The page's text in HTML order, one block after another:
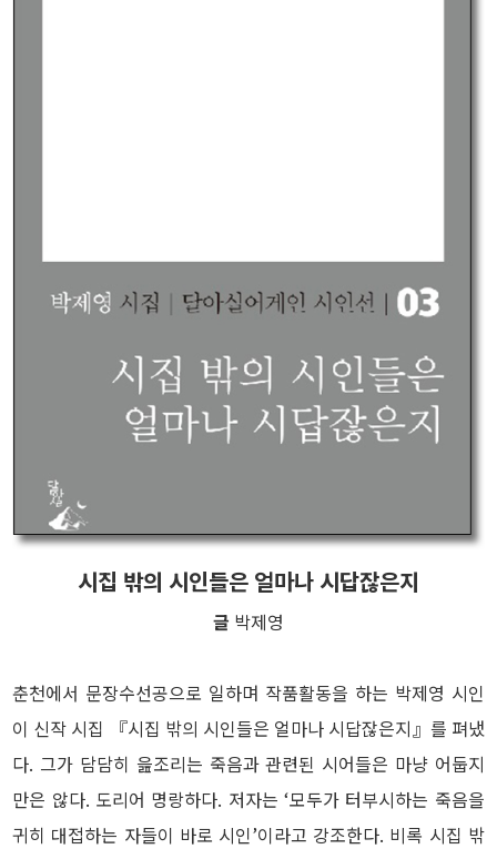
시집 밖의 시인들은 얼마나 시답잖은지
글 박제영
춘천에서 문장수선공으로 일하며 작품활동을 하는 박제영 시인
이 신작 시집 『시집 밖의 시인들은 얼마나 시답잖은지』를 펴냈
다. 그가 담담히 읊조리는 죽음과 관련된 시어들은 마냥 어둡지
만은 않다. 도리어 명랑하다. 저자는 ‘모두가 터부시하는 죽음을
귀히 대접하는 자들이 바로 시인’이라고 강조한다. 비록 시집 밖